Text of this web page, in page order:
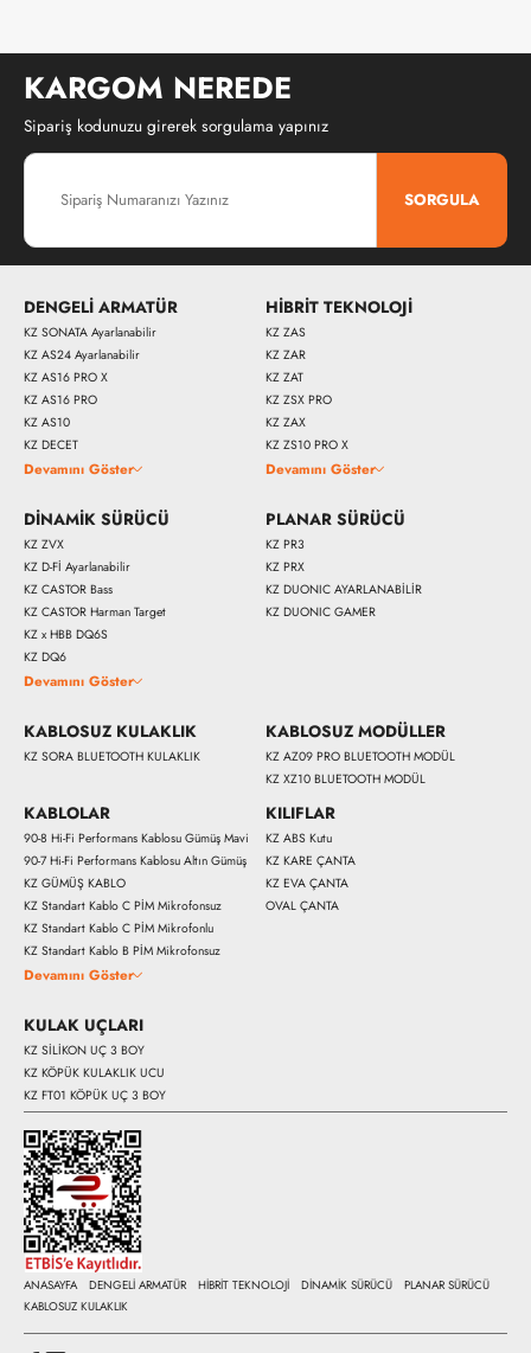
KARGOM NEREDE
Sipariş kodunuzu girerek sorgulama yapınız
SORGULA
DENGELİ ARMATÜR
KZ SONATA Ayarlanabilir
KZ AS24 Ayarlanabilir
KZ AS16 PRO X
KZ AS16 PRO
KZ AS10
KZ DECET
Devamını Göster
HİBRİT TEKNOLOJİ
KZ ZAS
KZ ZAR
KZ ZAT
KZ ZSX PRO
KZ ZAX
KZ ZS10 PRO X
Devamını Göster
DİNAMİK SÜRÜCÜ
KZ ZVX
KZ D-Fİ Ayarlanabilir
KZ CASTOR Bass
KZ CASTOR Harman Target
KZ x HBB DQ6S
KZ DQ6
Devamını Göster
PLANAR SÜRÜCÜ
KZ PR3
KZ PRX
KZ DUONIC AYARLANABİLİR
KZ DUONIC GAMER
KABLOSUZ KULAKLIK
KZ SORA BLUETOOTH KULAKLIK
KABLOSUZ MODÜLLER
KZ AZ09 PRO BLUETOOTH MODÜL
KZ XZ10 BLUETOOTH MODÜL
KABLOLAR
90-8 Hi-Fi Performans Kablosu Gümüş Mavi
90-7 Hi-Fi Performans Kablosu Altın Gümüş
KZ GÜMÜŞ KABLO
KZ Standart Kablo C PİM Mikrofonsuz
KZ Standart Kablo C PİM Mikrofonlu
KZ Standart Kablo B PİM Mikrofonsuz
Devamını Göster
KILIFLAR
KZ ABS Kutu
KZ KARE ÇANTA
KZ EVA ÇANTA
OVAL ÇANTA
KULAK UÇLARI
KZ SİLİKON UÇ 3 BOY
KZ KÖPÜK KULAKLIK UCU
KZ FT01 KÖPÜK UÇ 3 BOY
ANASAYFA DENGELİ ARMATÜR HİBRİT TEKNOLOJİ DİNAMİK SÜRÜCÜ
PLANAR SÜRÜCÜ
KABLOSUZ KULAKLIK